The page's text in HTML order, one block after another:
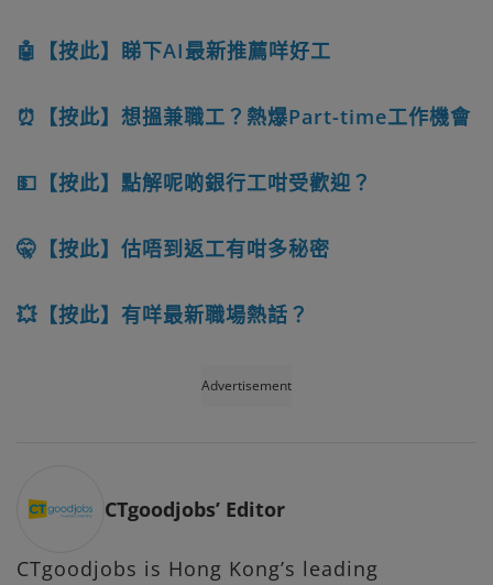
🤖【按此】睇下AI最新推薦咩好工
⏰【按此】想搵兼職工？熱爆Part-time工作機會
💵【按此】點解呢啲銀行工咁受歡迎？
🤫【按此】估唔到返工有咁多秘密
💥【按此】有咩最新職場熱話？
Advertisement
CTgoodjobs’ Editor
CTgoodjobs is Hong Kong’s leading